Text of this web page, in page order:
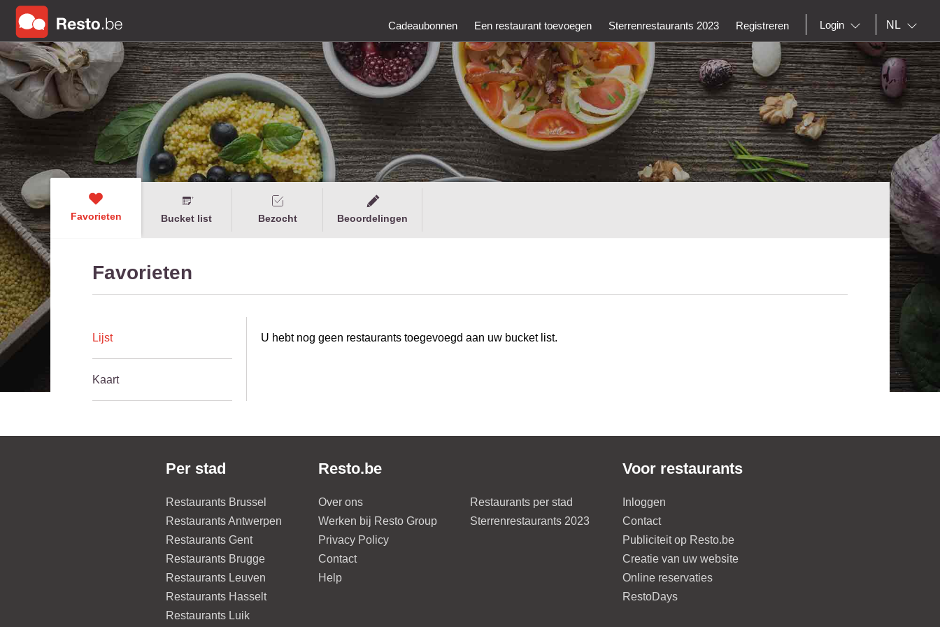
Cadeaubonnen Een restaurant toevoegen Sterrenrestaurants 2023 Registreren Login NL
Favorieten Bucket list Bezocht Beoordelingen
Favorieten
Lijst
Kaart
U hebt nog geen restaurants toegevoegd aan uw bucket list.
Per stad
Restaurants Brussel
Restaurants Antwerpen
Restaurants Gent
Restaurants Brugge
Restaurants Leuven
Restaurants Hasselt
Restaurants Luik
Resto.be
Over ons
Werken bij Resto Group
Privacy Policy
Contact
Help
Restaurants per stad
Sterrenrestaurants 2023
Voor restaurants
Inloggen
Contact
Publiciteit op Resto.be
Creatie van uw website
Online reservaties
RestoDays